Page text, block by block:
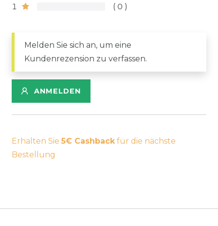
1
0
Melden Sie sich an, um eine
Kundenrezension zu verfassen.
ANMELDEN
Erhalten Sie 5€ Cashbackfür die nächste
Bestellung